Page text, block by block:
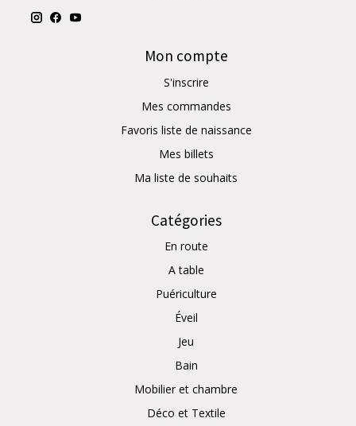
Mon compte
S'inscrire
Mes commandes
Favoris liste de naissance
Mes billets
Ma liste de souhaits
Catégories
En route
A table
Puériculture
Éveil
Jeu
Bain
Mobilier et chambre
Déco et Textile